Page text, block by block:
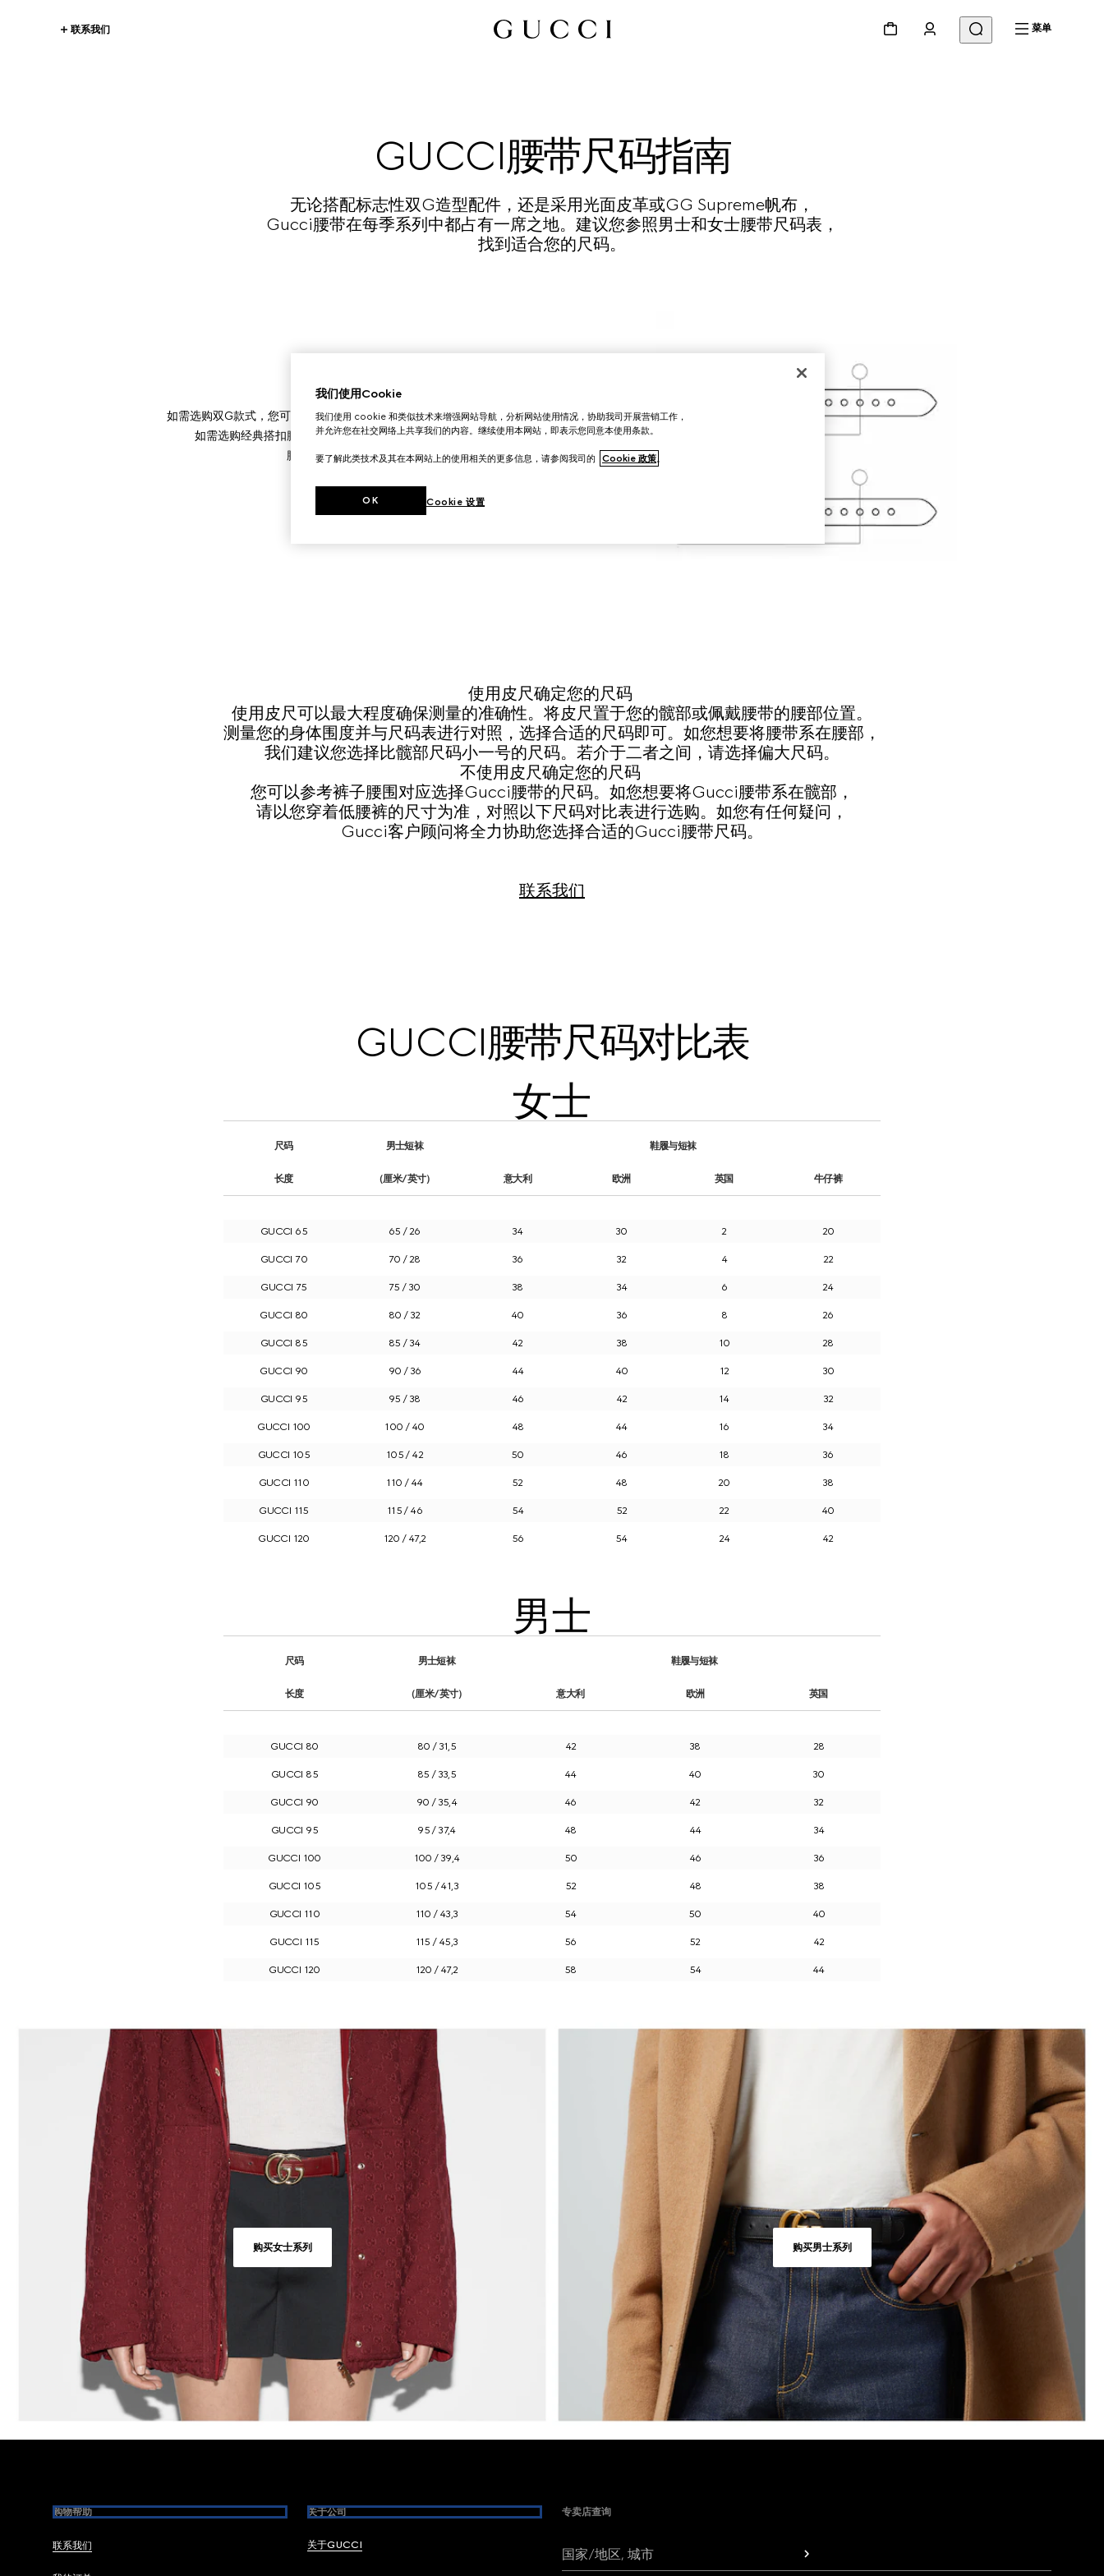
联系我们 菜单
GUCCI腰带尺码指南
无论搭配标志性双G造型配件，还是采用光面皮革或GG Supreme帆布，
Gucci腰带在每季系列中都占有一席之地。建议您参照男士和女士腰带尺码表，
找到适合您的尺码。
如需选购双G款式，您可以测量搭扣外沿至腰带第三个孔眼的距离，相应选择合适尺码。
如需选购经典搭扣腰带，您可以测量腰带起点至第三个孔眼的距离。请注意，
腰带饰有五个标准孔眼或三个标准孔眼。
使用皮尺确定您的尺码
使用皮尺可以最大程度确保测量的准确性。将皮尺置于您的髋部或佩戴腰带的腰部位置。
测量您的身体围度并与尺码表进行对照，选择合适的尺码即可。如您想要将腰带系在腰部，
我们建议您选择比髋部尺码小一号的尺码。若介于二者之间，请选择偏大尺码。
不使用皮尺确定您的尺码
您可以参考裤子腰围对应选择Gucci腰带的尺码。如您想要将Gucci腰带系在髋部，
请以您穿着低腰裤的尺寸为准，对照以下尺码对比表进行选购。如您有任何疑问，
Gucci客户顾问将全力协助您选择合适的Gucci腰带尺码。
联系我们
GUCCI腰带尺码对比表
女士
尺码 男士短袜 鞋履与短袜
长度 （厘米/英寸） 意大利 欧洲 英国 牛仔裤
GUCCI 65 65 / 26 34 30 2 20
GUCCI 70 70 / 28 36 32 4 22
GUCCI 75 75 / 30 38 34 6 24
GUCCI 80 80 / 32 40 36 8 26
GUCCI 85 85 / 34 42 38 10 28
GUCCI 90 90 / 36 44 40 12 30
GUCCI 95 95 / 38 46 42 14 32
GUCCI 100 100 / 40 48 44 16 34
GUCCI 105 105 / 42 50 46 18 36
GUCCI 110 110 / 44 52 48 20 38
GUCCI 115 115 / 46 54 52 22 40
GUCCI 120 120 / 47,2 56 54 24 42
男士
尺码 男士短袜 鞋履与短袜
长度 （厘米/英寸） 意大利 欧洲 英国
GUCCI 80 80 / 31,5 42 38 28
GUCCI 85 85 / 33,5 44 40 30
GUCCI 90 90 / 35,4 46 42 32
GUCCI 95 95 / 37,4 48 44 34
GUCCI 100 100 / 39,4 50 46 36
GUCCI 105 105 / 41,3 52 48 38
GUCCI 110 110 / 43,3 54 50 40
GUCCI 115 115 / 45,3 56 52 42
GUCCI 120 120 / 47,2 58 54 44
购买女士系列 购买男士系列
Footer
购物帮助
联系我们
关于公司
关于GUCCI
专卖店查询
国家/地区, 城市
我们使用Cookie
我们使用 cookie 和类似技术来增强网站导航，分析网站使用情况，协助我司开展营销工作，
并允许您在社交网络上共享我们的内容。继续使用本网站，即表示您同意本使用条款。
要了解此类技术及其在本网站上的使用相关的更多信息，请参阅我司的 Cookie 政策。
Cookie 设置
OK